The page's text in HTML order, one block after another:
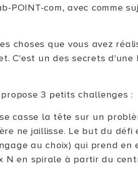
POINT-com, avec comme
choses que vous avez
C'est un des secrets d'une
3 petits challenges :
casse la tête sur un
ne jaillisse. Le but du défi
au choix) qui prend en
N en spirale à partir du